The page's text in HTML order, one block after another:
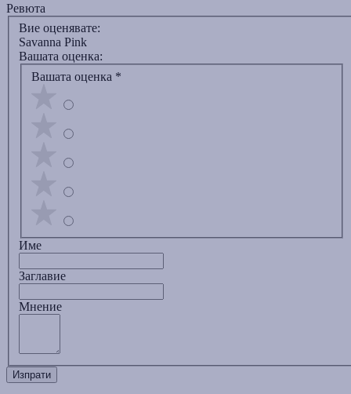
Ревюта
Вие оценявате:
Savanna Pink
Вашата оценка:
Вашата оценка *
Име
Заглавиe
Мнение
Изпрати